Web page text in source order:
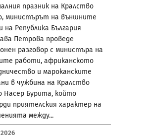
празник на Кралство
министърът на външните
на Република България
Петрова проведе
разговор с министъра на
работи, африканското
и мароканските
в чужбина на Кралство
Насер Бурита, който
приятелския характер на
между...